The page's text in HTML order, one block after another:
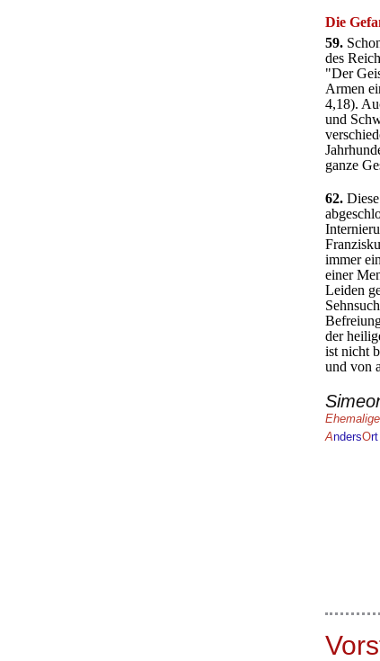
Die
59.
des
"Der
Armen
4,18).
und
ganze
62.
immer
einer
Leiden
der
ist nicht
und von
AndersOrt